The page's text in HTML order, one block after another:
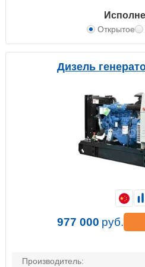
Открытое
Дизель
Производитель:
977 000 руб.